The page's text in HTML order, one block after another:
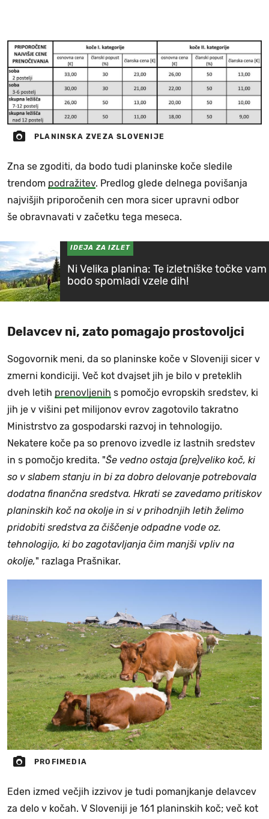
PLANINSKA ZVEZA SLOVENIJE
Zna se zgoditi, da bodo tudi planinske koče sledile
trendom podražitev. Predlog glede delnega povišanja
najvišjih priporočenih cen mora sicer upravni odbor
še obravnavati v začetku tega meseca.
IDEJA ZA IZLET
Ni Velika planina: Te izletniške točke vam
bodo spomladi vzele dih!
Delavcev ni, zato pomagajo prostovoljci
Sogovornik meni, da so planinske koče v Sloveniji sicer v
zmerni kondiciji. Več kot dvajset jih je bilo v preteklih
dveh letih prenovljenih s pomočjo evropskih sredstev, ki
jih je v višini pet milijonov evrov zagotovilo takratno
Ministrstvo za gospodarski razvoj in tehnologijo.
Nekatere koče pa so prenovo izvedle iz lastnih sredstev
in s pomočjo kredita. "Še vedno ostaja (pre)veliko koč, ki
so v slabem stanju in bi za dobro delovanje potrebovala
dodatna finančna sredstva. Hkrati se zavedamo pritiskov
planinskih koč na okolje in si v prihodnjih letih želimo
pridobiti sredstva za čiščenje odpadne vode oz.
tehnologijo, ki bo zagotavljanja čim manjši vpliv na
okolje," razlaga Prašnikar.
PROFIMEDIA
Eden izmed večjih izzivov je tudi pomanjkanje delavcev
za delo v kočah. V Sloveniji je 161 planinskih koč; več kot